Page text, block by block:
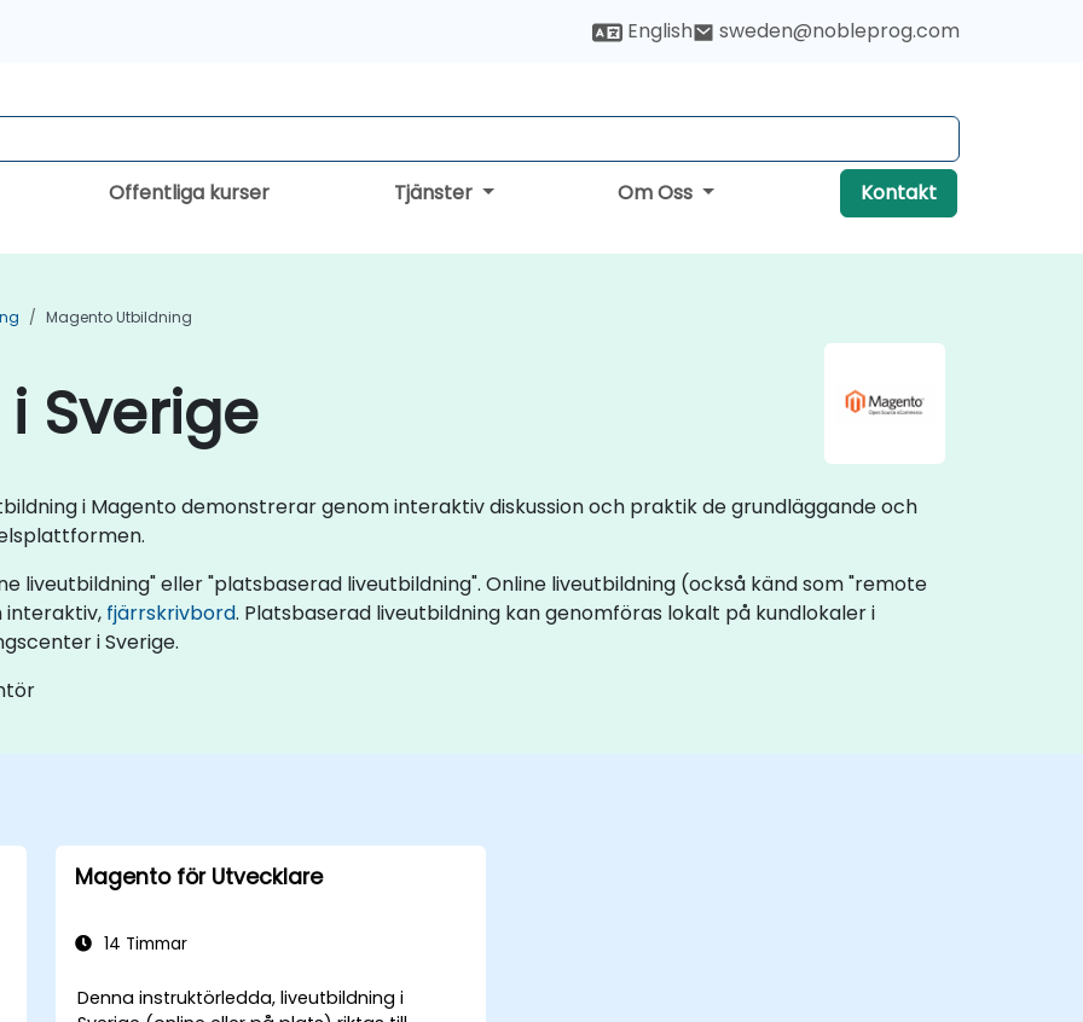
English sweden@nobleprog.com
Offentliga kurser Tjänster Om Oss Kontakt
Magento Utbildning
Sverige
i Magento demonstrerar genom interaktiv diskussion och praktik de grundläggande och
liveutbildning" eller "platsbaserad liveutbildning". Online liveutbildning (också känd som "remote
interaktiv, fjärrskrivbord. Platsbaserad liveutbildning kan genomföras lokalt på kundlokaler i
i Sverige.
Magento för Utvecklare
14 Timmar
Denna instruktörledda, liveutbildning i